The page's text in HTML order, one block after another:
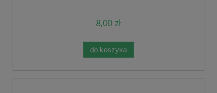
8,00 zł
do koszyka